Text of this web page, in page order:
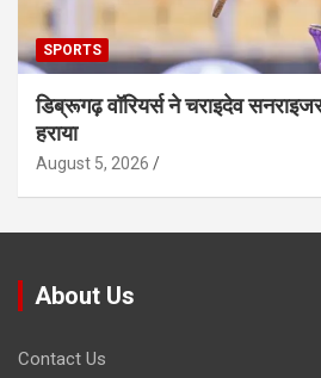
SPORTS
डिब्रूगढ़ वॉरियर्स ने चराइदेव
हराया
August 5, 2026
About Us
Contact Us